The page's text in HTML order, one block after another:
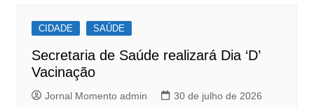
o
o
k
p
p
CIDADE SAÚDE
Secretaria de Saúde realizará Dia ‘D’
Vacinação
Jornal Momento admin 30 de julho de 2026